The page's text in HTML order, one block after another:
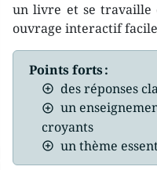
un livre et se travaille
ouvrage interactif
Points forts :
des réponses
un
croyants
un thème